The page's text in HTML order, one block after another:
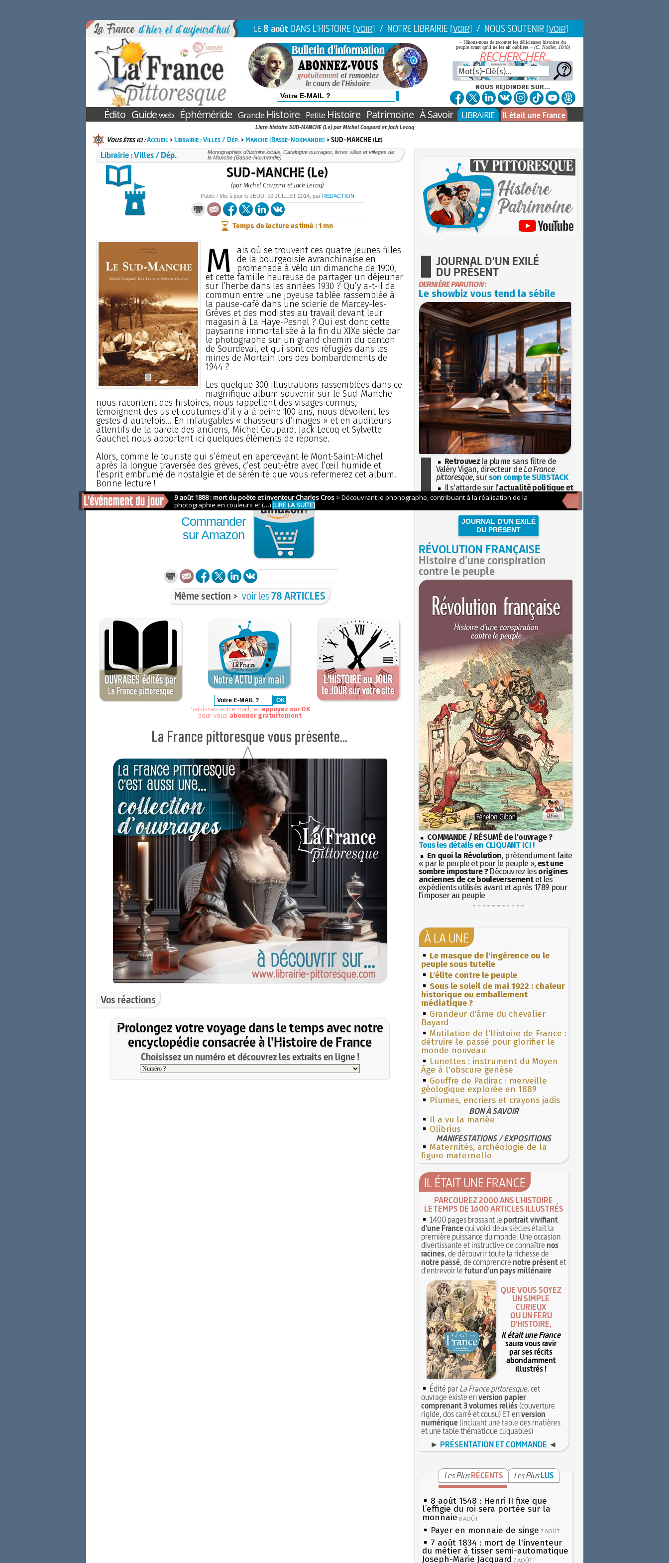
LE8 août DANS L'HISTOIRE [VOIR] / NOTRE LIBRAIRIE [VOIR] / NOUS SOUTENIR [VOIR]
« Hâtons-nous de raconter les délicieuses histoires du
peuple avant qu'il ne les ait oubliées » (C. Nodier, 1840)
NOUS REJOINDRE SUR...
Édito Guideweb Éphéméride GrandeHistoire PetiteHistoire Patrimoine À Savoir LIBRAIRIE Il était une France
Livre histoire SUD-MANCHE (Le) par Michel Coupard et Jack Lecoq
Vous êtes ici :Accueil>Librairie : Villes / Dép.>Manche (Basse-Normandie) > SUD-MANCHE (Le)
Librairie : Villes / Dép.
Monographies d’histoire locale. Catalogue ouvrages, livres villes et villages de
la Manche (Basse-Normandie)
SUD-MANCHE (Le)
(par Michel Coupard et Jack Lecoq)
Publié / Mis à jour le JEUDI 10 JUILLET 2014, par REDACTION
Temps de lecture estimé : 1 mn
M
ais où se trouvent ces quatre jeunes filles
de la bourgeoisie avranchinaise en
promenade à vélo un dimanche de 1900,
et cette famille heureuse de partager un déjeuner
sur l’herbe dans les années 1930 ? Qu’y a-t-il de
commun entre une joyeuse tablée rassemblée à
la pause-café dans une scierie de Marcey-les-
Grèves et des modistes au travail devant leur
magasin à La Haye-Pesnel ? Qui est donc cette
paysanne immortalisée à la fin du XIXe siècle par
le photographe sur un grand chemin du canton
de Sourdeval, et qui sont ces réfugiés dans les
mines de Mortain lors des bombardements de
1944 ?
Les quelque 300 illustrations rassemblées dans ce
magnifique album souvenir sur le Sud-Manche
nous racontent des histoires, nous rappellent des visages connus,
témoignent des us et coutumes d’il y a à peine 100 ans, nous dévoilent les
gestes d autrefois... En infatigables « chasseurs d’images » et en auditeurs
attentifs de la parole des anciens, Michel Coupard, Jack Lecoq et Sylvette
Gauchet nous apportent ici quelques éléments de réponse.
Alors, comme le touriste qui s’émeut en apercevant le Mont-Saint-Michel
après la longue traversée des grèves, c’est peut-être avec l’œil humide et
l’esprit embrumé de nostalgie et de sérénité que vous refermerez cet album.
Bonne lecture !
Commander
sur Amazon
Même section > voir les78 ARTICLES
Saisissez votre mail, et appuyez sur OK
pour vous abonner gratuitement
Vos réactions
Prolongez votre voyage dans le temps avec notre
encyclopédie consacrée à l'Histoire de France
Choisissez un numéro et découvrez les extraits en ligne !
JOURNAL D'UN EXILÉ
DU PRÉSENT
DERNIÈRE PARUTION :
Le showbiz vous tend la sébile
Retrouvez la plume sans filtre de
Valéry Vigan, directeur de La France
pittoresque, surson compte SUBSTACK
Il s'attarde sur l'actualité politique et
sociétaleavec la hauteur de vue de
JOURNAL D'UN EXILÉ
DU PRÉSENT
RÉVOLUTION FRANÇAISE
Histoire d'une conspiration
contre le peuple
COMMANDE / RÉSUMÉ de l'ouvrage ?
Tous les détails en CLIQUANT ICI !
En quoi la Révolution, prétendument faite
« par le peuple et pour le peuple », est une
sombre imposture ?Découvrez les origines
anciennes de ce bouleversementet les
expédients utilisés avant et après 1789 pour
l'imposer au peuple
- - - - - - - - - - -
À LA UNE
Le masque de l'ingérence ou le
peuple sous tutelle
L'élite contre le peuple
Sous le soleil de mai 1922 : chaleur
historique ou emballement
médiatique ?
Grandeur d'âme du chevalier
Bayard
Mutilation de l'Histoire de France :
détruire le passé pour glorifier le
monde nouveau
Lunettes : instrument du Moyen
Âge à l'obscure genèse
Gouffre de Padirac : merveille
géologique explorée en 1889
Plumes, encriers et crayons jadis
BON À SAVOIR
Il a vu la mariée
Olibrius
MANIFESTATIONS / EXPOSITIONS
Maternités, archéologie de la
figure maternelle
IL ÉTAIT UNE FRANCE
PARCOUREZ 2000 ANS L'HISTOIRE
LE TEMPS DE 1600 ARTICLES ILLUSTRÉS
1400 pages brossant leportrait vivifiant
d'une Francequi voici deux siècles était la
première puissance du monde. Une occasion
divertissante et instructive de connaîtrenos
racines, de découvrir toute la richesse de
notre passé, de comprendrenotre présentet
d'entrevoir lefutur d'un pays millénaire
QUE VOUS SOYEZ
UN SIMPLE
CURIEUX
OU UN FÉRU
D'HISTOIRE,
Il était une France
saura vous ravir
par ses récits
abondamment
illustrés !
Édité parLa France pittoresque, cet
ouvrage existe enversion papier
comprenant 3 volumes reliés(couverture
rigide, dos carré et cousu) ET enversion
numérique(incluant une table des matières
et une table thématique cliquables)
► PRÉSENTATION ET COMMANDE ◄
Les Plus RÉCENTS Les Plus LUS
8 août 1548 : Henri II fixe que
l’effigie du roi sera portée sur la
monnaie 8 AOÛT
Payer en monnaie de singe 7 AOÛT
7 août 1834 : mort de l'inventeur
du métier à tisser semi-automatique
Joseph-Marie Jacquard 7 AOÛT